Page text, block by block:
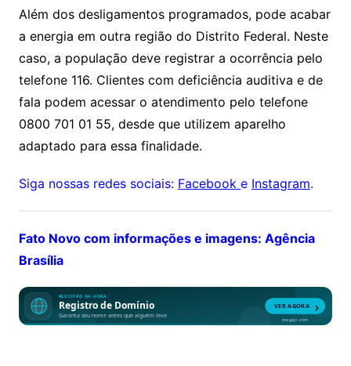
Além dos desligamentos programados, pode acabar
a energia em outra região do Distrito Federal. Neste
caso, a população deve registrar a ocorrência pelo
telefone 116. Clientes com deficiência auditiva e de
fala podem acessar o atendimento pelo telefone
0800 701 01 55, desde que utilizem aparelho
adaptado para essa finalidade.
Siga nossas redes sociais: Facebook e Instagram.
Fato Novo com informações e imagens: Agência
Brasília